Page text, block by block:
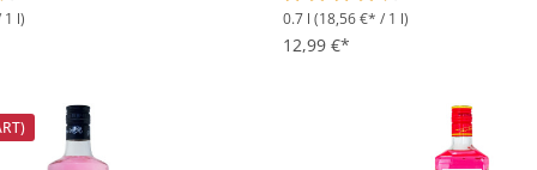
Bewertung von 4.2 von 5 Sternen
l) Durchschnittliche Bewertung
0.7 l (18,56 €* / 1 l)
12,99 €*